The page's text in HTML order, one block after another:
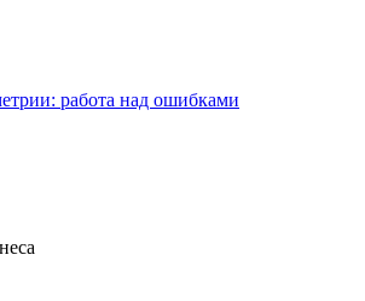
работа над ошибками